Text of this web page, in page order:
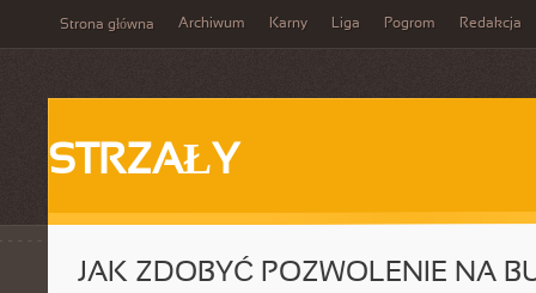
Strona główna Archiwum Karny Liga Pogrom Redakcja
STRZAŁY
JAK ZDOBYĆ POZWOLENIE NA